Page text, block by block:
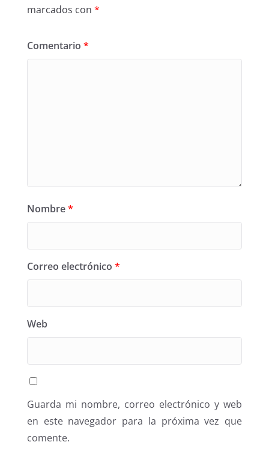
marcados con *
Comentario *
Nombre*
Correo electrónico *
Web
Guarda mi nombre, correo electrónico y web
en este navegador para la próxima vez que
comente.